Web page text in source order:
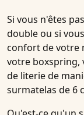
Si vous n'êtes
double ou si
confort de votre
votre boxspring,
de literie de
surmatelas de 6